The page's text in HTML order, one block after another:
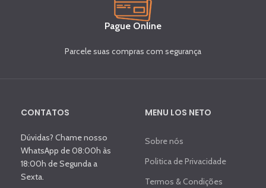
Pague Online
Parcele suas compras com segurança
CONTATOS
Dúvidas? Chame nosso
WhatsApp de 08:00h às
18:00h de Segunda a
Sexta.
MENU LOS NETO
Sobre nós
Politica de Privacidade
Termos & Condições